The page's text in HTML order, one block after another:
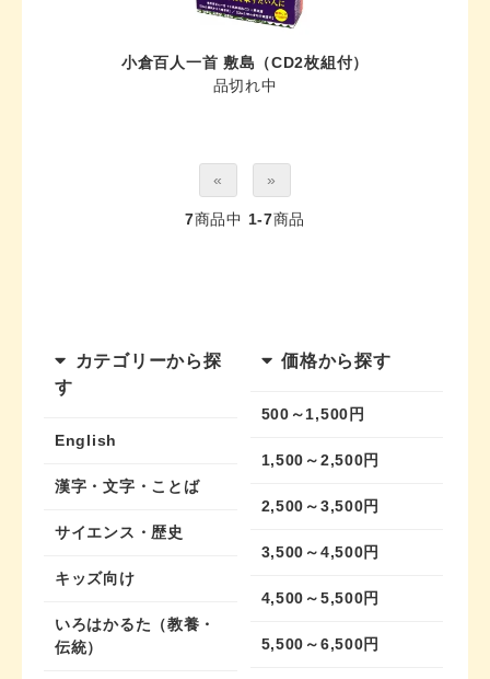
小倉百人一首 敷島（CD2枚組付）
品切れ中
« »
7商品中 1-7商品
カテゴリーから探
す
English
漢字・文字・ことば
サイエンス・歴史
キッズ向け
いろはかるた（教養・
伝統）
価格から探す
500～1,500円
1,500～2,500円
2,500～3,500円
3,500～4,500円
4,500～5,500円
5,500～6,500円